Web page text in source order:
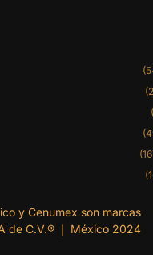
y Cenumex son marcas
de C.V.® ❘ México 2024